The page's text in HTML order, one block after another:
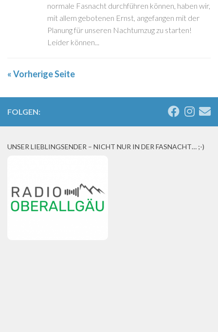
normale Fasnacht durchführen können, haben wir,
mit allem gebotenen Ernst, angefangen mit der
Planung für unseren Nachtumzug zu starten!
Leider können...
« Vorherige Seite
FOLGEN:
UNSER LIEBLINGSENDER – NICHT NUR IN DER FASNACHT… ;-)